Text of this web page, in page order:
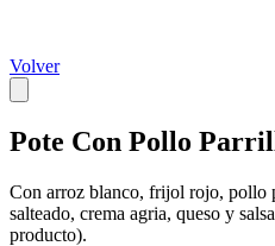
Volver
Pote Con Pollo
Con arroz blanco, frijol rojo, pollo
salteado, crema agria, queso y
producto).